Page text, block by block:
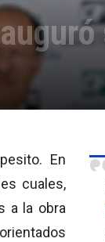
En
cuales,
a la obra